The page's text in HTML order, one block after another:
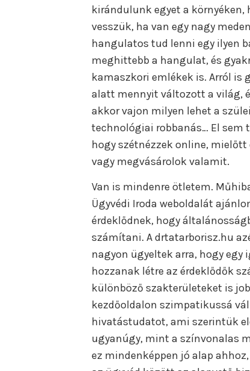
kirándulunk egyet a környéken,
vesszük, ha van egy nagy
hangulatos tud lenni egy ilyen
meghittebb a hangulat, és
kamaszkori emlékek is. Arról is
alatt mennyit változott a világ,
akkor vajon milyen lehet a
technológiai robbanás… El sem
hogy szétnézzek online,
vagy megvásárolok valamit.
Van is mindenre ötletem.
Ügyvédi Iroda weboldalát
érdeklődnek, hogy
számítani. A drtatarborisz.hu
nagyon ügyeltek arra, hogy
hozzanak létre az érdeklődők
különböző szakterületeket is
kezdőoldalon szimpatikussá
hivatástudatot, ami szerintük
ugyanúgy, mint a színvonalas
ez mindenképpen jó alap